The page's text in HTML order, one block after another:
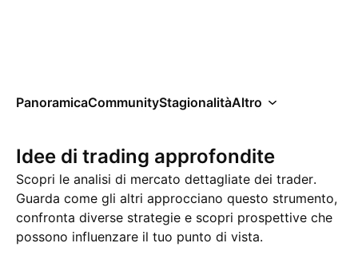
PanoramicaCommunityStagionalitàAltro
Idee di trading approfondite
Scopri le analisi di mercato dettagliate dei trader.
Guarda come gli altri approcciano questo strumento,
confronta diverse strategie e scopri prospettive che
possono influenzare il tuo punto di vista.